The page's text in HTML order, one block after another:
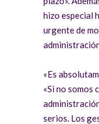
hizo especial
urgente de
«Es
«Si no somos
serios. Los